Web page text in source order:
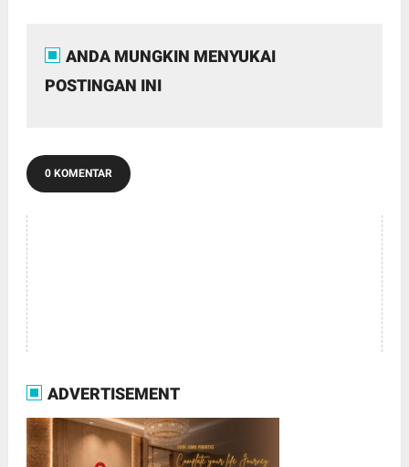
ANDA MUNGKIN MENYUKAI
POSTINGAN INI
0 KOMENTAR
ADVERTISEMENT